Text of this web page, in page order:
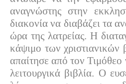
αναγνώστης στην
διακονία να διαβάζει τα
ώρα της λατρείας. Η
κάψιμο των χριστιανικών
απαίτησε από τον
λειτουργικά βιβλία. Ο